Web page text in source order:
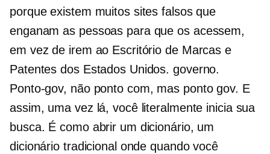
porque existem muitos sites falsos que
enganam as pessoas para que os acessem,
em vez de irem ao Escritório de Marcas e
Patentes dos Estados Unidos. governo.
Ponto-gov, não ponto com, mas ponto gov. E
assim, uma vez lá, você literalmente inicia sua
busca. É como abrir um dicionário, um
dicionário tradicional onde quando você